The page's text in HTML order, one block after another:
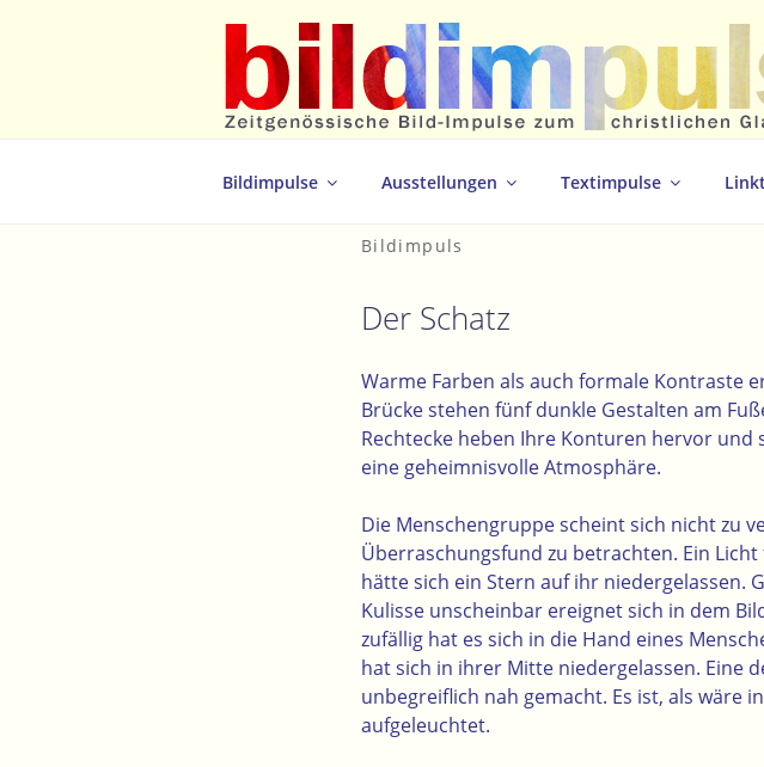
Bildimpulse Ausstellungen Textimpulse
Bildimpuls
Der Schatz
Warme Farben als auch formale Kontraste
Brücke stehen fünf dunkle Gestalten am
Rechtecke heben Ihre Konturen hervor
eine geheimnisvolle Atmosphäre.
Die Menschengruppe scheint sich nicht zu
Überraschungsfund zu betrachten. Ein
hätte sich ein Stern auf ihr niedergelassen.
Kulisse unscheinbar ereignet sich in dem
zufällig hat es sich in die Hand eines
hat sich in ihrer Mitte niedergelassen. Eine
unbegreiflich nah gemacht. Es ist, als wäre
aufgeleuchtet.